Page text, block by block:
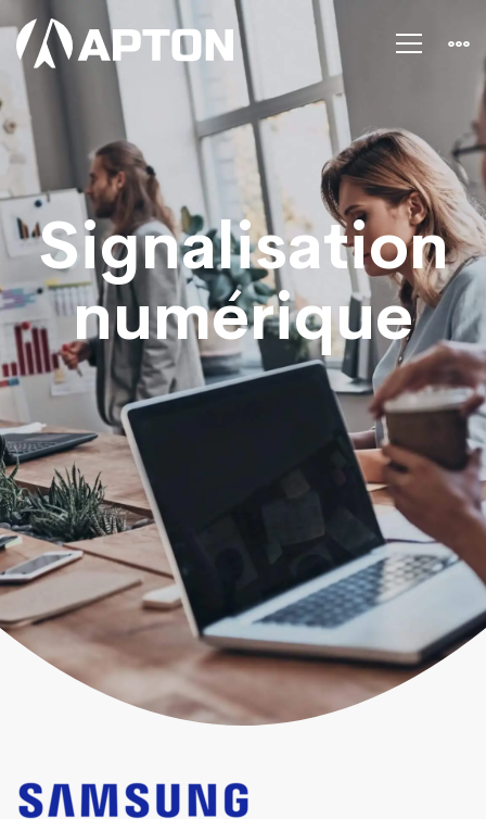
Affiches
de
signalisation
numérique
Signalisation
numérique